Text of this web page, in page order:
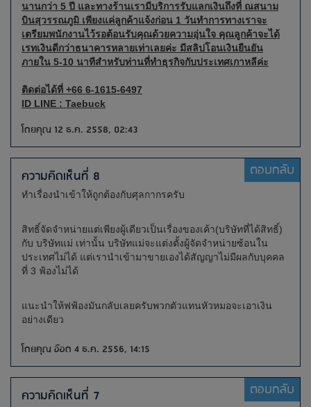
นานกว่า 5 ปี และทางร้านเรามีบริการรับแลกเงินถึงที่ ณสนาม
บินสุวรรณภูมิ เพียงแค่ลูกค้าแจ้งก่อน 1 วันทำการทางเราจะ
เตรียมพนักงานไว้รอต้อนรับคุณด้วยความอุ่นใจ คุณลูกค้าจะได้
เรทเงินดีกว่าธนาคารหลายเท่าเลยค่ะ มีสลิปโอนเงินยืนยัน
ภายใน 5-10 นาทีสำหรับท่านที่ทำธุรกิจกับประเทศเกาหลีค่ะ
ติดต่อได้ที่ ‭+66 6-1615-6497‬
ID LINE : Taebuck
โดยคุณ 12 ธ.ค. 2558, 02:43
ความคิดเห็นที่ 8 ตอบกลับ
ทำเรื่องนำเข้าให้ถูกต้องกับศุลกากรครับ
สิทธิ์จัดจำหน่ายแต่เพียงผู้เดียวเป็นเรื่องของเค้า(บริษัทที่ได้สิทธิ์)
กับ บริษัทแม่ เท่านั้น บริษัทแม่จะแต่งตั้งผู้จัดจำหน่ายซ้อนใน
ประเทศไม่ได้ แต่เรานำเข้ามาขายเองได้สัญญาไม่มีผลกับบุคคล
ที่ 3 ฟ้องไม่ได้
แนะนำให้ฟฟ้องมันกลับเลยครับพวกตัวแทนหัวหมอจะเอาเงิน
อย่างเดียว
โดยคุณ อ๊อด 4 ธ.ค. 2556, 14:15
ความคิดเห็นที่ 7 ตอบกลับ